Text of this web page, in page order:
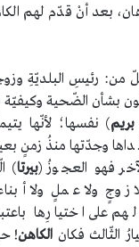
بعد أنْ قدّم لهم
من: رئيسِ البلديّةِ
بشأن الضّحية وكيفيّة
) نفسها؛ لأنّها
وجدّتها منذُ زمنٍ
فهو العجوزُ (بيرتا)
زوجٍ ولا عملٍ ولا
على اختيارِها
الثّالث فكان الكاهن!